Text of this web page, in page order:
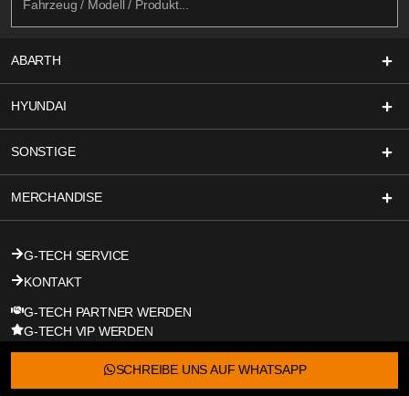
ABARTH
HYUNDAI
SONSTIGE
MERCHANDISE
G-TECH SERVICE
KONTAKT
G-TECH PARTNER WERDEN
G-TECH VIP WERDEN
SCHREIBE UNS AUF WHATSAPP